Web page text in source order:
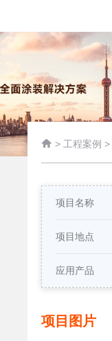
 > 工程案例 >
项目名称
项目地点
应用产品
项目图片